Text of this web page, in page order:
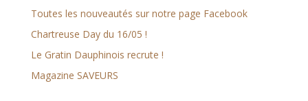
Toutes les nouveautés sur notre page Facebook
Chartreuse Day du 16/05 !
Le Gratin Dauphinois recrute !
Magazine SAVEURS